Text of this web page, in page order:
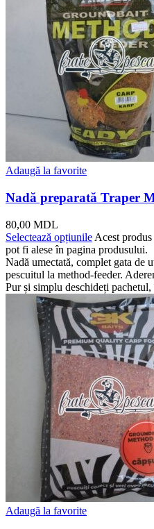
Adaugă la favorite
Nadă preparată Traper
80,00 MDL
Selectează opțiunile Acest
pot fi alese în pagina produsului.
Nadă umectată, complet gata de
pescuitul la method-feeder.
Pur și simplu deschideți
Adaugă la favorite